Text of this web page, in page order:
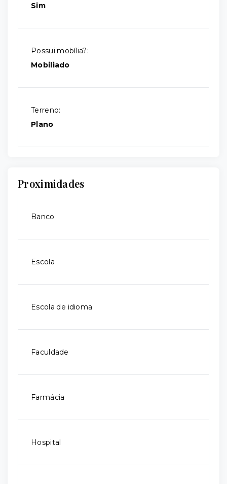
Sim
Possui mobília?:
Mobiliado
Terreno:
Plano
Proximidades
Banco
Escola
Escola de idioma
Faculdade
Farmácia
Hospital